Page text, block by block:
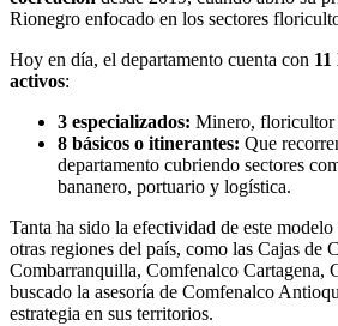
Rionegro enfocado en los sectores
Hoy en día, el departamento cuenta con
activos:
3 especializados: Minero,
8 básicos o itinerantes: Que
departamento cubriendo sectores
bananero, portuario y logística.
Tanta ha sido la efectividad de este
otras regiones del país, como las Cajas de
Combarranquilla, Comfenalco Cartagena,
buscado la asesoría de Comfenalco
estrategia en sus territorios.